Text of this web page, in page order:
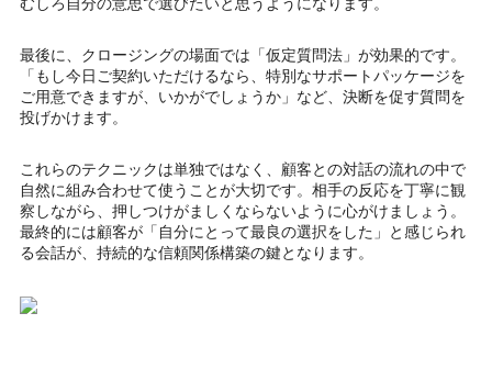
最後に、クロージングの場面では「仮定質問法」が効果的です。
「もし今日ご契約いただけるなら、特別なサポートパッケージを
ご用意できますが、いかがでしょうか」など、決断を促す質問を
投げかけます。
これらのテクニックは単独ではなく、顧客との対話の流れの中で
自然に組み合わせて使うことが大切です。相手の反応を丁寧に観
察しながら、押しつけがましくならないように心がけましょう。
最終的には顧客が「自分にとって最良の選択をした」と感じられ
る会話が、持続的な信頼関係構築の鍵となります。